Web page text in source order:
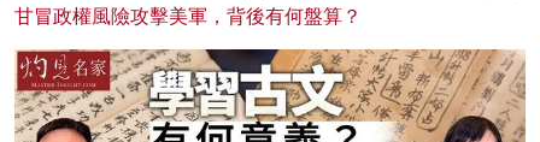
甘冒政權風險攻擊美軍，背後有何盤算？